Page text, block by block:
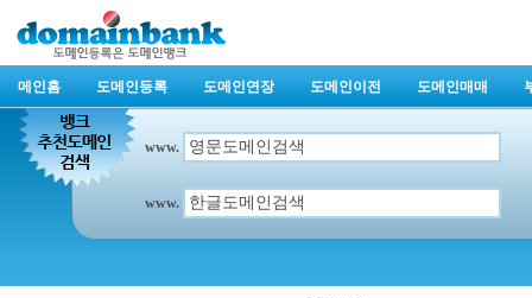
메인홈 도메인등록 도메인연장 도메인이전 도메인매매
www.
www.